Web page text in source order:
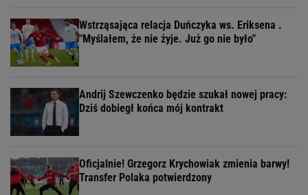
Wstrząsająca relacja Duńczyka ws. Eriksena .
"Myślałem, że nie żyje. Już go nie było"
Andrij Szewczenko będzie szukał nowej pracy:
Dziś dobiegł końca mój kontrakt
Oficjalnie! Grzegorz Krychowiak zmienia barwy!
Transfer Polaka potwierdzony